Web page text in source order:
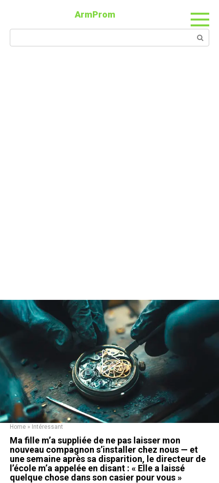
ArmProm
Home » Intéressant
Ma fille m’a suppliée de ne pas laisser mon
nouveau compagnon s’installer chez nous — et
une semaine après sa disparition, le directeur de
l’école m’a appelée en disant : « Elle a laissé
quelque chose dans son casier pour vous »